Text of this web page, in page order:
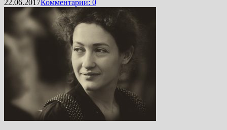
22.06.2017Комментарии: 0